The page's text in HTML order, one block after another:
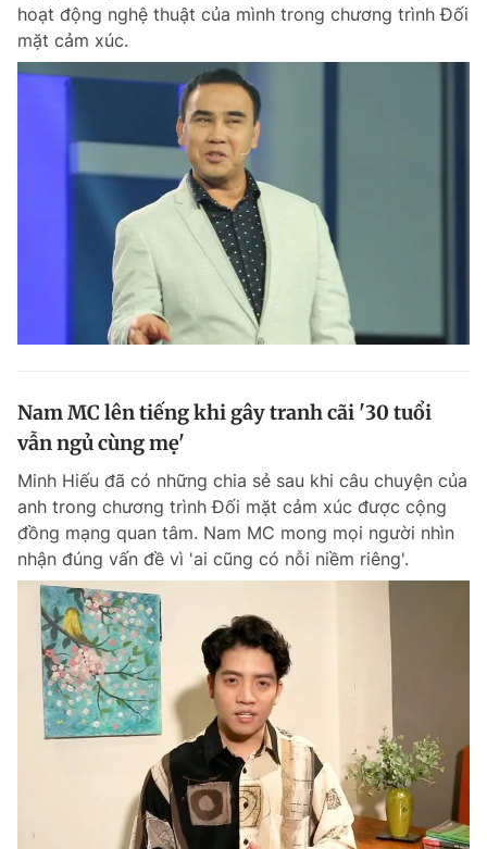
hoạt động nghệ thuật của mình trong chương trình Đối
mặt cảm xúc.
Nam MC lên tiếng khi gây tranh cãi '30 tuổi
vẫn ngủ cùng mẹ'
Minh Hiếu đã có những chia sẻ sau khi câu chuyện của
anh trong chương trình Đối mặt cảm xúc được cộng
đồng mạng quan tâm. Nam MC mong mọi người nhìn
nhận đúng vấn đề vì 'ai cũng có nỗi niềm riêng'.